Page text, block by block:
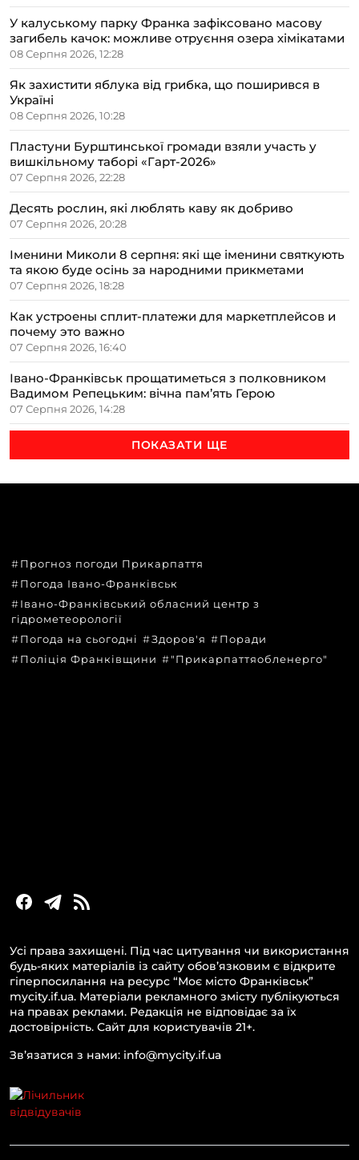
У калуському парку Франка зафіксовано масову
загибель качок: можливе отруєння озера хімікатами
08 Серпня 2026, 12:28
Як захистити яблука від грибка, що поширився в
Україні
08 Серпня 2026, 10:28
Пластуни Бурштинської громади взяли участь у
вишкільному таборі «Гарт-2026»
07 Серпня 2026, 22:28
Десять рослин, які люблять каву як добриво
07 Серпня 2026, 20:28
Іменини Миколи 8 серпня: які ще іменини святкують
та якою буде осінь за народними прикметами
07 Серпня 2026, 18:28
Как устроены сплит-платежи для маркетплейсов и
почему это важно
07 Серпня 2026, 16:40
Івано-Франківськ прощатиметься з полковником
Вадимом Репецьким: вічна пам’ять Герою
07 Серпня 2026, 14:28
ПОКАЗАТИ ЩЕ
Прогноз погоди Прикарпаття
Погода Івано-Франківськ
Івано-Франківський обласний центр з
гідрометеорології
Погода на сьогодні
Здоров'я
Поради
Поліція Франківщини
"Прикарпаттяобленерго"
Усі права захищені. Під час цитування чи використання
будь-яких матеріалів із сайту обов’язковим є відкрите
гіперпосилання на ресурс “Моє місто Франківськ”
mycity.if.ua. Матеріали рекламного змісту публікуються
на правах реклами. Редакція не відповідає за їх
достовірність. Сайт для користувачів 21+.
Зв’язатися з нами: info@mycity.if.ua